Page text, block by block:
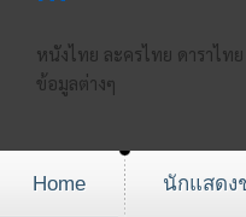
หนังไทย ละครไทย ดาราไท
ข้อมูลต่างๆ
Home นักแสดง